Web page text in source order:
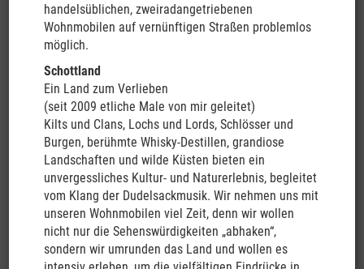
handelsüblichen, zweiradangetriebenen
Wohnmobilen auf vernünftigen Straßen problemlos
möglich.
Schottland
Ein Land zum Verlieben
(seit 2009 etliche Male von mir geleitet)
Kilts und Clans, Lochs und Lords, Schlösser und
Burgen, berühmte Whisky-Destillen, grandiose
Landschaften und wilde Küsten bieten ein
unvergessliches Kultur- und Naturerlebnis, begleitet
vom Klang der Dudelsackmusik. Wir nehmen uns mit
unseren Wohnmobilen viel Zeit, denn wir wollen
nicht nur die Sehenswürdigkeiten „abhaken“,
sondern wir umrunden das Land und wollen es
Baustein Stopover Singapur
Reiseverlauf:
11.03.2024
Singapur
Nach der individuellen Anreise nach Singapur werden Sie am
Flughafen erwartet und zu Ihrem zentral gelegenen Hotel
gefahren. Der restliche Tag steht Ihnen zur freien Verfügung.
Rendezvous Hotel o.ä.
12.03.2024
Singapur (F)
Entdecken und erleben Sie die Geschichte und den Lebensstil